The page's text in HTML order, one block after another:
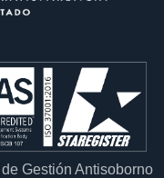
Gestión Antisoborno